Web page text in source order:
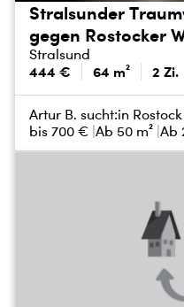
Stralsunder
gegen Rostocker
Stralsund
444 € 64 m² 2 Zi.
Artur B. sucht:in Rostock
bis 700 € Ab 50 m² Ab